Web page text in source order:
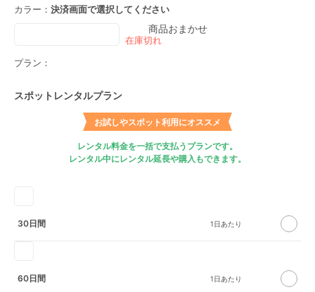
カラー： 決済画面で選択してください
商品おまかせ
プラン：
スポットレンタルプラン
お試しやスポット利用にオススメ
レンタル料金を一括で支払うプランです。
レンタル中にレンタル延長や購入もできます。
30日間
60日間